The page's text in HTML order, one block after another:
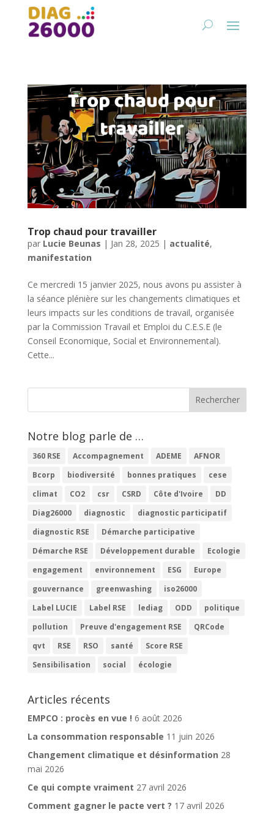
Trop chaud pour travailler
par Lucie Beunas | Jan 28, 2025 | actualité,
manifestation
Ce mercredi 15 janvier 2025, nous avons pu assister à
la séance plénière sur les changements climatiques et
leurs impacts sur les conditions de travail, organisée
par la Commission Travail et Emploi du C.E.S.E (le
Conseil Economique, Social et Environnemental).
Cette...
Notre blog parle de …
360 RSE Accompagnement ADEME
AFNOR
Bcorp
biodiversité bonnes pratiques
cese
climat
CO2 csr CSRD Côte d'Ivoire
DD
Diag26000
diagnostic
diagnostic participatif
diagnostic RSE
Démarche participative
Démarche RSE
Développement durable
Ecologie
engagement
environnement ESG
Europe
gouvernance
greenwashing
iso26000
Label LUCIE
Label RSE lediag ODD
politique
pollution
Preuve d'engagement RSE
QRCode
qvt
RSE RSO santé
Score RSE
Sensibilisation
social écologie
Articles récents
EMPCO : procès en vue ! 6 août 2026
La consommation responsable 11 juin 2026
Changement climatique et désinformation 28
mai 2026
Ce qui compte vraiment 27 avril 2026
Comment gagner le pacte vert ? 17 avril 2026